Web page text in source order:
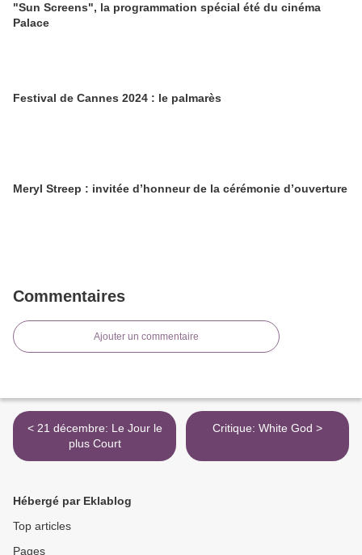
"Sun Screens", la programmation spécial été du cinéma
Palace
Festival de Cannes 2024 : le palmarès
Meryl Streep : invitée d’honneur de la cérémonie d’ouverture
Commentaires
Ajouter un commentaire
< 21 décembre: Le Jour le
plus Court
Critique: White God >
Hébergé par Eklablog
Top articles
Pages